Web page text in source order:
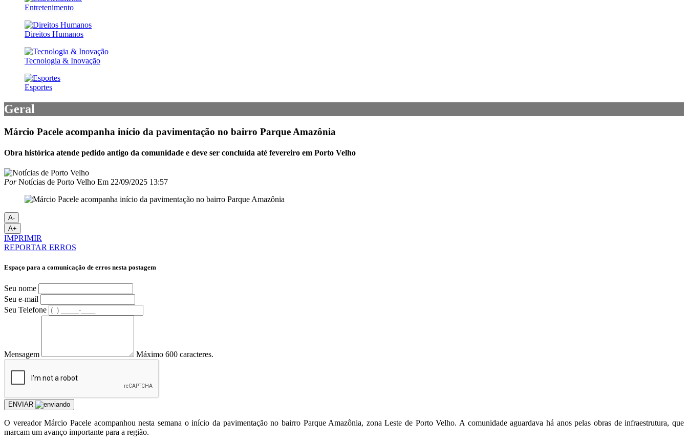
Entretenimento
Direitos Humanos
Tecnologia & Inovação
Esportes
Geral
Márcio Pacele acompanha início da pavimentação no bairro Parque Amazônia
Obra histórica atende pedido antigo da comunidade e deve ser concluída até fevereiro em Porto Velho
PorNotícias de Porto Velho Em 22/09/2025 13:57
A-
A+
IMPRIMIR
REPORTAR ERROS
Espaço para a comunicação de erros nesta postagem
Seu nome
Seu e-mail
Seu Telefone
Mensagem Máximo 600 caracteres.
ENVIAR
O vereador Márcio Pacele acompanhou nesta semana o início da pavimentação no bairro Parque Amazônia, zona Leste de Porto Velho. A comunidade aguardava há anos pelas obras de infraestrutura, que
marcam um avanço importante para a região.